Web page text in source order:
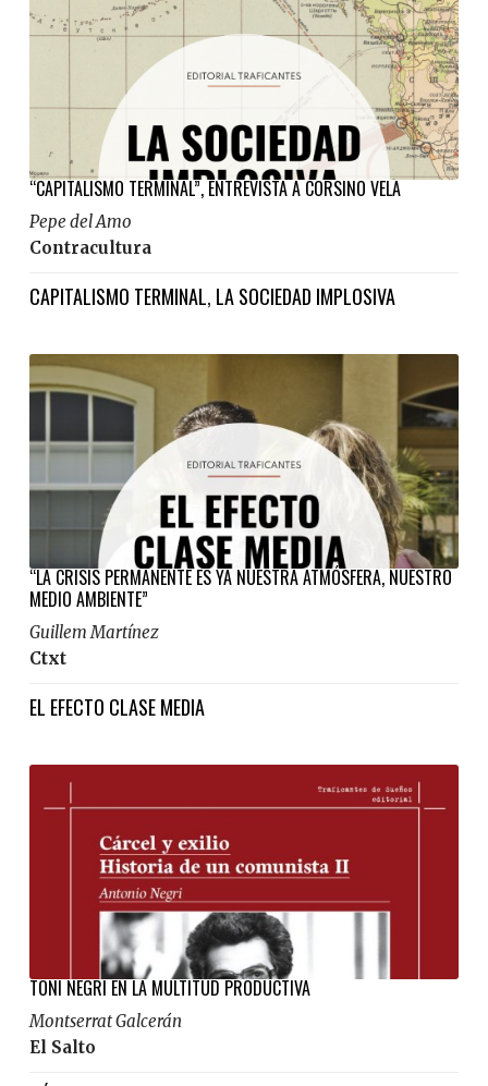
“CAPITALISMO TERMINAL”, ENTREVISTA A CORSINO VELA
Pepe del Amo
Contracultura
CAPITALISMO TERMINAL, LA SOCIEDAD IMPLOSIVA
“LA CRISIS PERMANENTE ES YA NUESTRA ATMÓSFERA, NUESTRO
MEDIO AMBIENTE”
Guillem Martínez
Ctxt
EL EFECTO CLASE MEDIA
TONI NEGRI EN LA MULTITUD PRODUCTIVA
Montserrat Galcerán
El Salto